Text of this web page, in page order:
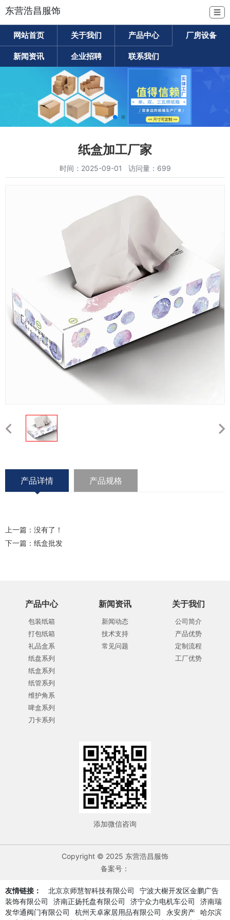
东营浩昌服饰 ☰
网站首页 关于我们 产品中心 厂房设备
新闻资讯 企业招聘 联系我们
纸盒加工厂家
时间：2025-09-01 访问量：699
产品详情 产品规格
上一篇：没有了！
下一篇： 纸盒批发
产品中心
包装纸箱
打包纸箱
礼品盒系
纸盘系列
纸盒系列
纸管系列
维护角系
啤盒系列
刀卡系列
新闻资讯
新闻动态
技术支持
常见问题
关于我们
公司简介
产品优势
定制流程
工厂优势
添加微信咨询
Copyright © 2025 东营浩昌服饰
备案号：
友情链接： 北京京师慧智科技有限公司
宁波大榭开发区金鹏广告
装饰有限公司
济南正扬托盘有限公司 济宁众力电机车公司
济南瑞
发华通阀门有限公司
杭州天卓家居用品有限公司 永安房产 哈尔滨